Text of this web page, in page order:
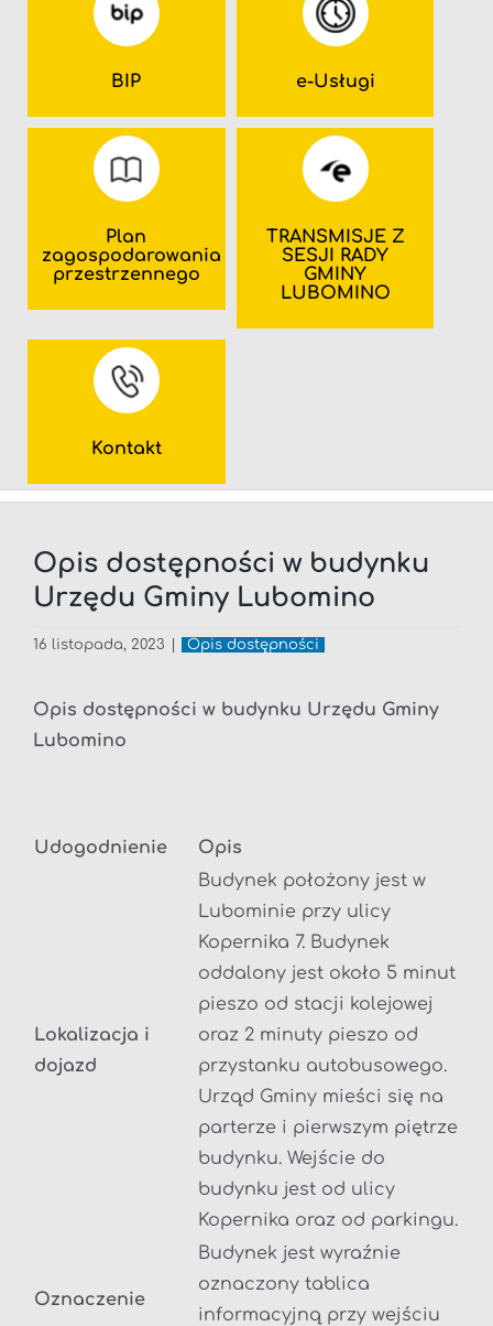
BIP e-Usługi
Plan
zagospodarowania
przestrzennego
TRANSMISJE Z
SESJI RADY
GMINY
LUBOMINO
Kontakt
Opis dostępności w budynku
Urzędu Gminy Lubomino
16 listopada, 2023 Opis dostępności
Opis dostępności w budynku Urzędu Gminy
Lubomino
Udogodnienie Opis
Lokalizacja i
dojazd
Budynek położony jest w
Lubominie przy ulicy
Kopernika 7. Budynek
oddalony jest około 5 minut
pieszo od stacji kolejowej
oraz 2 minuty pieszo od
przystanku autobusowego.
Urząd Gminy mieści się na
parterze i pierwszym piętrze
budynku. Wejście do
budynku jest od ulicy
Kopernika oraz od parkingu.
Oznaczenie
Budynek jest wyraźnie
oznaczony tablica
informacyjną przy wejściu